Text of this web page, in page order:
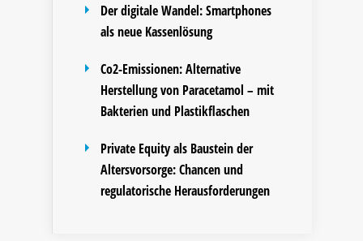
Der digitale Wandel: Smartphones
als neue Kassenlösung
Co2-Emissionen: Alternative
Herstellung von Paracetamol – mit
Bakterien und Plastikflaschen
Private Equity als Baustein der
Altersvorsorge: Chancen und
regulatorische Herausforderungen